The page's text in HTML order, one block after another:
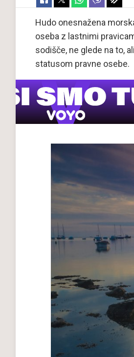
Hudo onesnažena
oseba z lastnimi
sodišče, ne glede na to,
statusom pravne osebe.